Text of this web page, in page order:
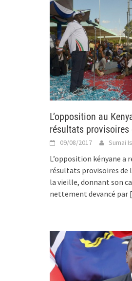
L’opposition au
résultats
09/08/2017 Sumai
L’opposition kényane a
résultats provisoires de
la vieille, donnant son
nettement devancé par